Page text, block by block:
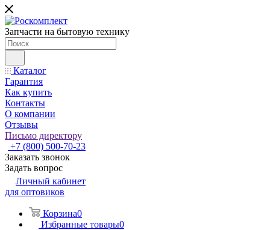
Запчасти на бытовую технику
Каталог
Гарантия
Как купить
Контакты
О компании
Отзывы
Письмо директору
+7 (800) 500-70-23
Заказать звонок
Задать вопрос
Личный кабинет
для оптовиков
Корзина0
Избранные товары0